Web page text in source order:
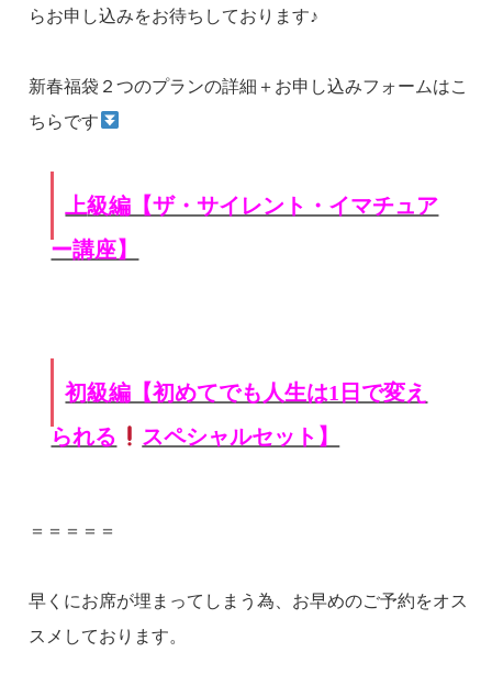
らお申し込みをお待ちしております♪
新春福袋２つのプランの詳細＋お申し込みフォームはこ
ちらです
上級編【ザ・サイレント・イマチュア
ー講座】
初級編【初めてでも人生は1日で変え
られる
スペシャルセット】
＝＝＝＝＝
早くにお席が埋まってしまう為、お早めのご予約をオス
スメしております。